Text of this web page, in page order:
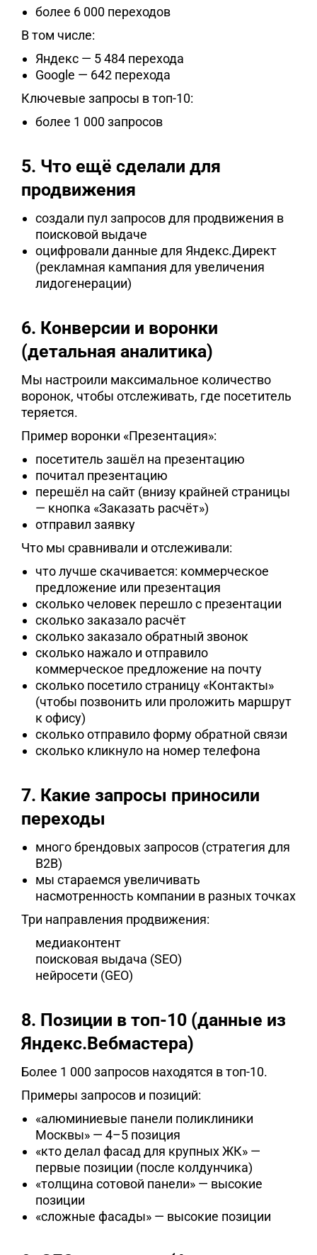
более 6 000 переходов
В том числе:
Яндекс — 5 484 перехода
Google — 642 перехода
Ключевые запросы в топ-10:
более 1 000 запросов
5. Что ещё сделали для
продвижения
создали пул запросов для продвижения в
поисковой выдаче
оцифровали данные для Яндекс.Директ
(рекламная кампания для увеличения
лидогенерации)
6. Конверсии и воронки
(детальная аналитика)
Мы настроили максимальное количество
воронок, чтобы отслеживать, где посетитель
теряется.
Пример воронки «Презентация»:
посетитель зашёл на презентацию
почитал презентацию
перешёл на сайт (внизу крайней страницы
— кнопка «Заказать расчёт»)
отправил заявку
Что мы сравнивали и отслеживали:
что лучше скачивается: коммерческое
предложение или презентация
сколько человек перешло с презентации
сколько заказало расчёт
сколько заказало обратный звонок
сколько нажало и отправило
коммерческое предложение на почту
сколько посетило страницу «Контакты»
(чтобы позвонить или проложить маршрут
к офису)
сколько отправило форму обратной связи
сколько кликнуло на номер телефона
7. Какие запросы приносили
переходы
много брендовых запросов (стратегия для
B2B)
мы стараемся увеличивать
насмотренность компании в разных точках
Три направления продвижения:
медиаконтент
поисковая выдача (SEO)
нейросети (GEO)
8. Позиции в топ-10 (данные из
Яндекс.Вебмастера)
Более 1 000 запросов находятся в топ-10.
Примеры запросов и позиций:
«алюминиевые панели поликлиники
Москвы» — 4–5 позиция
«кто делал фасад для крупных ЖК» —
первые позиции (после колдунчика)
«толщина сотовой панели» — высокие
позиции
«сложные фасады» — высокие позиции